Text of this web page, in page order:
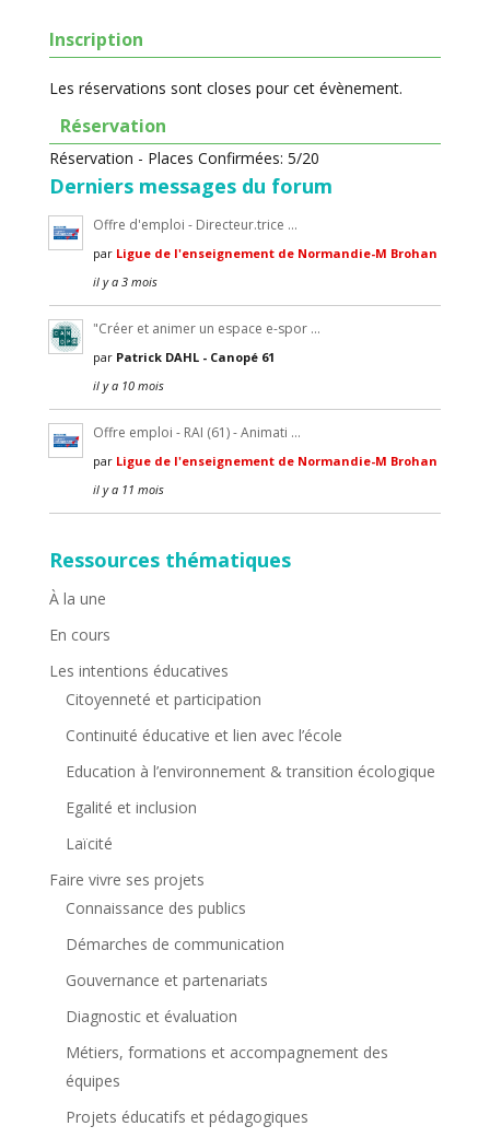
Inscription
Les réservations sont closes pour cet évènement.
Réservation
Réservation - Places Confirmées: 5/20
Derniers messages du forum
Offre d'emploi - Directeur.trice …
par Ligue de l'enseignement de Normandie-M Brohan
il y a 3 mois
"Créer et animer un espace e-spor …
par Patrick DAHL - Canopé 61
il y a 10 mois
Offre emploi - RAI (61) - Animati …
par Ligue de l'enseignement de Normandie-M Brohan
il y a 11 mois
Ressources thématiques
À la une
En cours
Les intentions éducatives
Citoyenneté et participation
Continuité éducative et lien avec l’école
Education à l’environnement & transition écologique
Egalité et inclusion
Laïcité
Faire vivre ses projets
Connaissance des publics
Démarches de communication
Gouvernance et partenariats
Diagnostic et évaluation
Métiers, formations et accompagnement des
équipes
Projets éducatifs et pédagogiques